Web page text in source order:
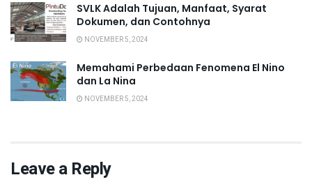
SVLK Adalah Tujuan, Manfaat, Syarat
Dokumen, dan Contohnya
NOVEMBER 5, 2024
Memahami Perbedaan Fenomena El Nino
dan La Nina
NOVEMBER 5, 2024
Leave a Reply